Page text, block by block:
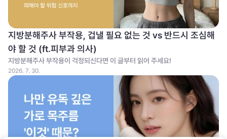
지방분해주사 부작용, 겁낼 필요 없는 것 vs 반드시 조심해
야 할 것 (ft.피부과 의사)
지방분해주사 부작용이 걱정되신다면 이 글부터 읽어 주세요!
2026. 7. 30.